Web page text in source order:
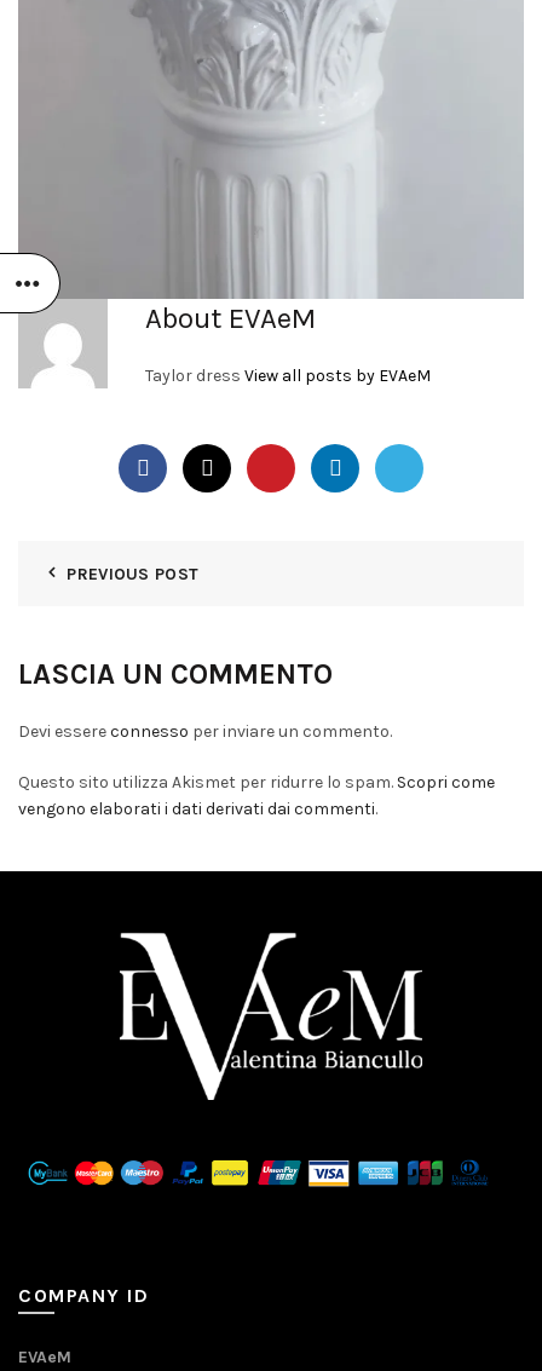
About EVAeM
Taylor dress View all posts by EVAeM
PREVIOUS POST
LASCIA UN COMMENTO
Devi essereconnesso per inviare un commento.
Questo sito utilizza Akismet per ridurre lo spam. Scopri come
vengono elaborati i dati derivati dai commenti.
COMPANY ID
EVAeM